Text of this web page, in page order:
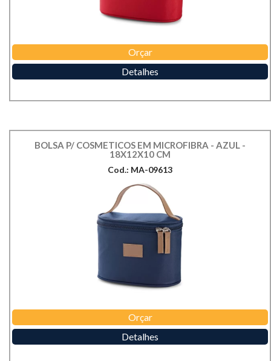
Orçar
Detalhes
BOLSA P/ COSMETICOS EM MICROFIBRA - AZUL -
18X12X10 CM
Cod.: MA-09613
Orçar
Detalhes